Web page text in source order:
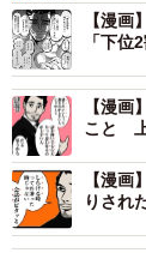
電話の声が聞き取
難聴を疑った
【漫画
「下
【漫
こと 上
【漫
りされ